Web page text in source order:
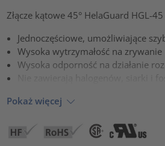
Złącze kątowe 45° HelaGuard HGL-
Jednoczęściowe, umożliwiające
Wysoka wytrzymałość na zrywanie
Wysoka odporność na działanie
Nie zawierają halogenów, siarki i
Pokaż więcej